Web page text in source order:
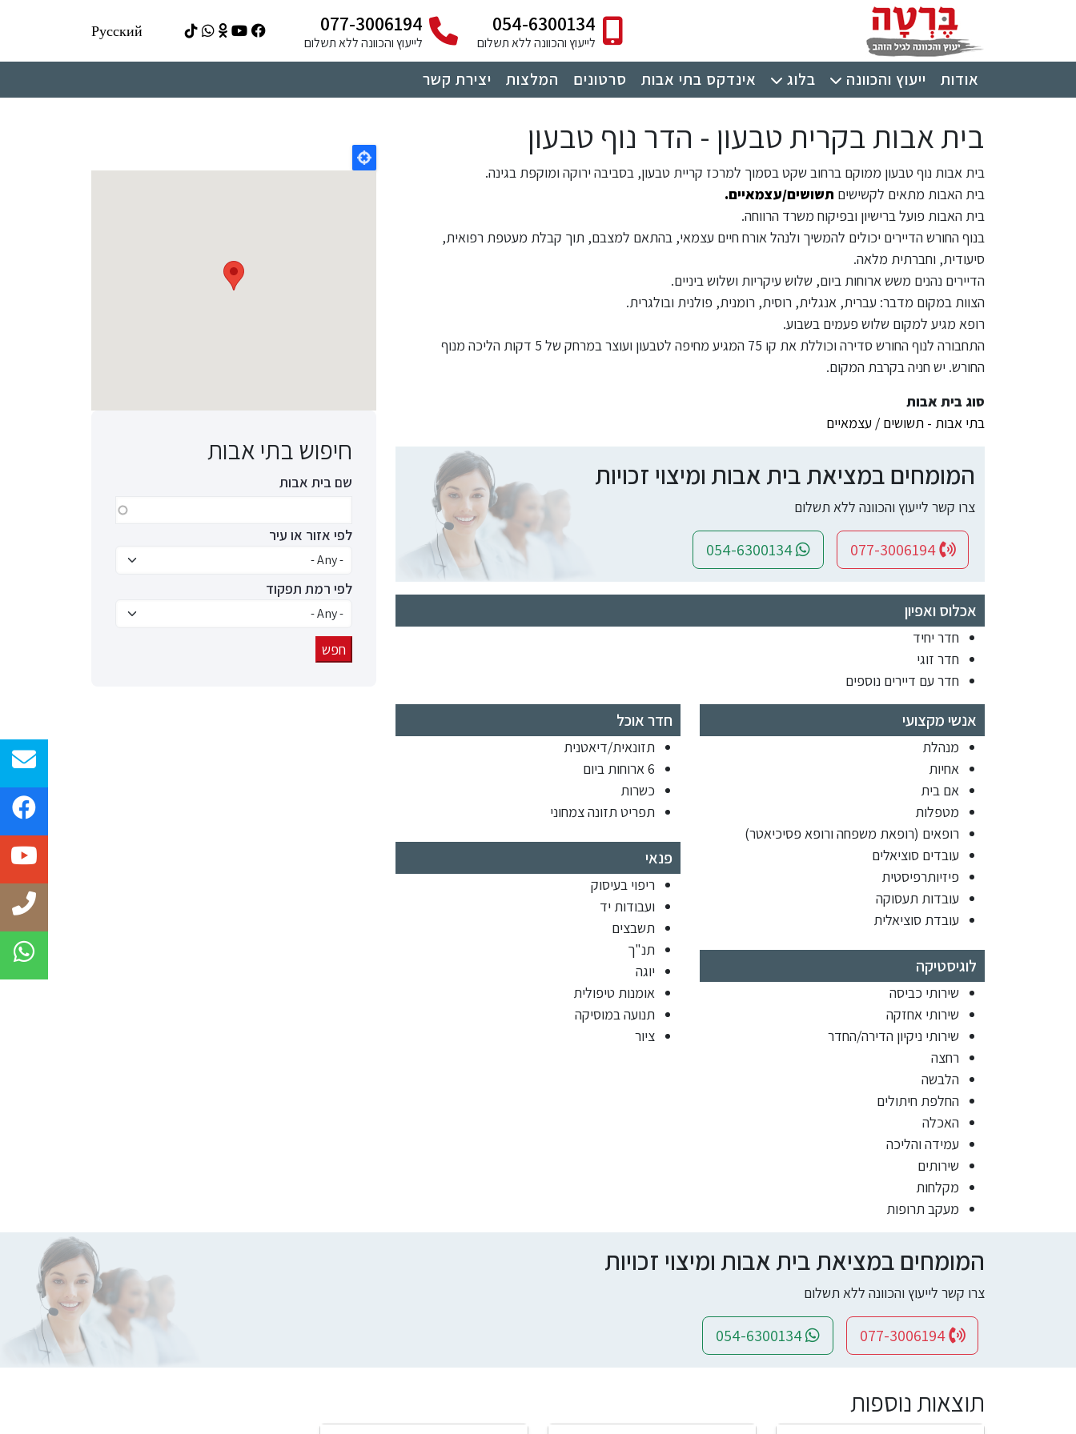
054-6300134
לייעוץ והכוונה ללא תשלום
077-3006194
לייעוץ והכוונה ללא תשלום
Русский
תפריט ראשי
אודות ייעוץ והכוונה בלוג אינדקס בתי אבות סרטונים המלצות יצירת קשר
בית אבות בקרית טבעון - הדר נוף טבעון
בית אבות נוף טבעון ממוקם ברחוב שקט בסמוך למרכז קריית טבעון, בסביבה ירוקה ומוקפת בגינה.
בית האבות מתאים לקשישים תשושים/עצמאיים.
בית האבות פועל ברישיון ובפיקוח משרד הרווחה.
בנוף החורש הדיירים יכולים להמשיך ולנהל אורח חיים עצמאי, בהתאם למצבם, תוך קבלת מעטפת רפואית,
סיעודית, וחברתית מלאה.
הדיירים נהנים משש ארוחות ביום, שלוש עיקריות ושלוש ביניים.
הצוות במקום מדבר: עברית, אנגלית, רוסית, רומנית, פולנית ובולגרית.
רופא מגיע למקום שלוש פעמים בשבוע.
התחבורה לנוף החורש סדירה וכוללת את קו 75 המגיע מחיפה לטבעון ועוצר במרחק של 5 דקות הליכה מנוף
החורש. יש חניה בקרבת המקום.
סוג בית אבות
בתי אבות - תשושים / עצמאיים
המומחים במציאת בית אבות ומיצוי זכויות
צרו קשר לייעוץ והכוונה ללא תשלום
אכלוס ואפיון
חדר יחיד
חדר זוגי
חדר עם דיירים נוספים
חדר אוכל
תזונאית/דיאטנית
6 ארוחות ביום
כשרות
תפריט תזונה צמחוני
אנשי מקצועי
מנהלת
אחיות
אם בית
מטפלות
רופאים (רופאת משפחה ורופא פסיכיאטר)
עובדים סוציאלים
פיזיותרפיסטית
עובדות תעסוקה
עובדת סוציאלית
פנאי
ריפוי בעיסוק
ועבודות יד
תשבצים
תנ"ך
יוגה
אומנות טיפולית
תנועה במוסיקה
ציור
לוגיסטיקה
שירותי כביסה
שירותי אחזקה
שירותי ניקיון הדירה/החדר
רחצה
הלבשה
החלפת חיתולים
האכלה
עמידה והליכה
שירותים
מקלחות
מעקב תרופות
חיפוש בתי אבות
שם בית אבות
לפי אזור או עיר
לפי רמת תפקוד
המומחים במציאת בית אבות ומיצוי זכויות
צרו קשר לייעוץ והכוונה ללא תשלום
תוצאות נוספות